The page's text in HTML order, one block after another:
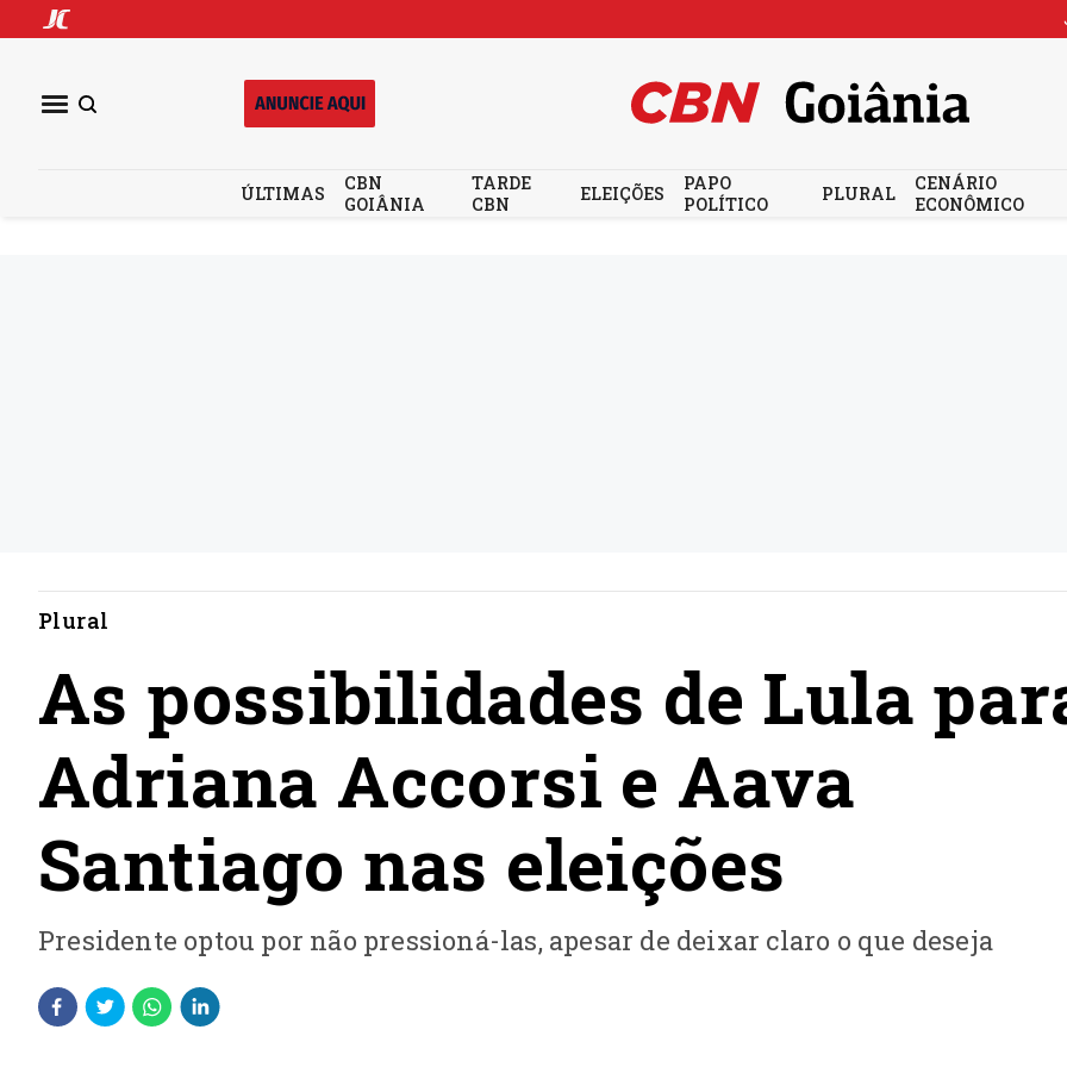
ÚLTIMAS
CBN
GOIÂNIA
TARDE
CBN
ELEIÇÕES
PAPO
POLÍTICO
PLURAL
CENÁRIO
ECONÔMICO
Plural
As possibilidades de Lula
Adriana Accorsi e Aava
Santiago nas eleições
Presidente optou por não pressioná-las, apesar de deixar claro o que deseja